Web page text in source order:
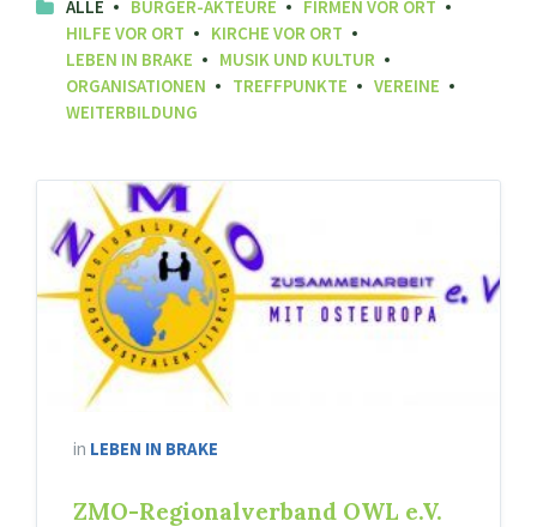
ALLE BÜRGER-AKTEURE
FIRMEN VOR ORT
HILFE VOR ORT
KIRCHE VOR ORT
LEBEN IN BRAKE
MUSIK UND KULTUR
ORGANISATIONEN
TREFFPUNKTE
VEREINE
WEITERBILDUNG
in LEBEN IN BRAKE
ZMO-Regionalverband OWL e.V.